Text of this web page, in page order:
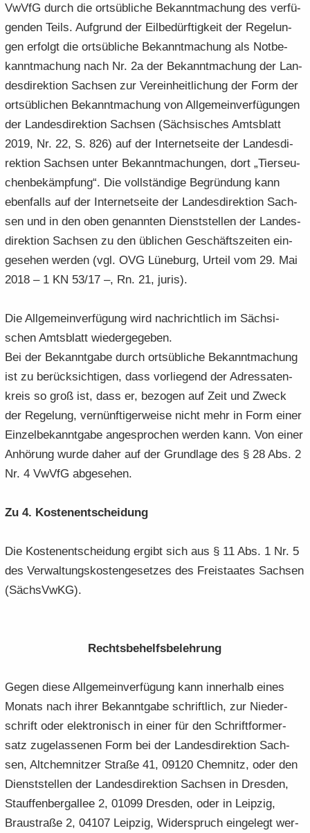
VwVfG durch die orts­üb­li­che Be­kannt­ma­chung des ver­fü­
gen­den Teils. Auf­grund der Eil­be­dürf­tig­keit der Re­ge­lun­
gen er­folgt die orts­üb­li­che Be­kannt­ma­chung als Not­be­
kannt­ma­chung nach Nr. 2a der Be­kannt­ma­chung der Lan­
des­di­rek­ti­on Sach­sen zur Ver­ein­heit­li­chung der Form der
orts­üb­li­chen Be­kannt­ma­chung von All­ge­mein­ver­fü­gun­gen
der Lan­des­di­rek­ti­on Sach­sen (Säch­si­sches Amts­blatt
2019, Nr. 22, S. 826) auf der In­ter­net­sei­te der Lan­des­di­
rek­ti­on Sach­sen unter Be­kannt­ma­chun­gen, dort „Tier­seu­
chen­be­kämp­fung“. Die voll­stän­di­ge Be­grün­dung kann
eben­falls auf der In­ter­net­sei­te der Lan­des­di­rek­ti­on Sach­
sen und in den oben ge­nann­ten Dienst­stel­len der Lan­des­
di­rek­ti­on Sach­sen zu den üb­li­chen Ge­schäfts­zei­ten ein­
ge­se­hen wer­den (vgl. OVG Lü­ne­burg, Ur­teil vom 29. Mai
2018 – 1 KN 53/17 –, Rn. 21, juris).
Die All­ge­mein­ver­fü­gung wird nach­richt­lich im Säch­si­
schen Amts­blatt wie­der­ge­ge­ben.
Bei der Be­kannt­ga­be durch orts­üb­li­che Be­kannt­ma­chung
ist zu be­rück­sich­ti­gen, dass vor­lie­gend der Adres­sa­ten­
kreis so groß ist, dass er, be­zo­gen auf Zeit und Zweck
der Re­ge­lung, ver­nünf­ti­ger­wei­se nicht mehr in Form einer
Ein­zel­be­kannt­ga­be an­ge­spro­chen wer­den kann. Von einer
An­hö­rung wurde daher auf der Grund­la­ge des § 28 Abs. 2
Nr. 4 VwVfG ab­ge­se­hen.
Zu 4. Kos­ten­ent­schei­dung
Die Kos­ten­ent­schei­dung er­gibt sich aus § 11 Abs. 1 Nr. 5
des Ver­wal­tungs­kos­ten­ge­set­zes des Frei­staa­tes Sach­sen
(Sächs­VwKG).
Rechts­be­helfs­be­leh­rung
Gegen diese All­ge­mein­ver­fü­gung kann in­ner­halb eines
Mo­nats nach ihrer Be­kannt­ga­be schrift­lich, zur Nie­der­
schrift oder elek­tro­nisch in einer für den Schrift­for­m­er­
satz zu­ge­las­se­nen Form bei der Lan­des­di­rek­ti­on Sach­
sen, Alt­chem­nit­zer Stra­ße 41, 09120 Chem­nitz, oder den
Dienst­stel­len der Lan­des­di­rek­ti­on Sach­sen in Dres­den,
Stauf­fen­berg­al­lee 2, 01099 Dres­den, oder in Leip­zig,
Brau­stra­ße 2, 04107 Leip­zig, Wi­der­spruch ein­ge­legt wer­